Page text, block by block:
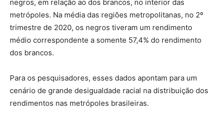
negros, em relação ao dos brancos, no interior das
metrópoles. Na média das regiões metropolitanas, no 2º
trimestre de 2020, os negros tiveram um rendimento
médio correspondente a somente 57,4% do rendimento
dos brancos.
Para os pesquisadores, esses dados apontam para um
cenário de grande desigualdade racial na distribuição dos
rendimentos nas metrópoles brasileiras.